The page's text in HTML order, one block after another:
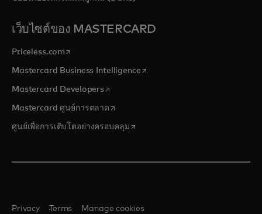
เว็บไซต์ของ MASTERCARD
Priceless.com opens in a new tab
Mastercard Business Intelligenceopens in a new tab
Mastercard Developersopens in a new tab
Mastercard ศูนย์การตลาด opens in a new tab
ศูนย์เพื่อการเติบโตอย่างครอบคลุมopens in a new tab
Privacy Terms Manage cookies